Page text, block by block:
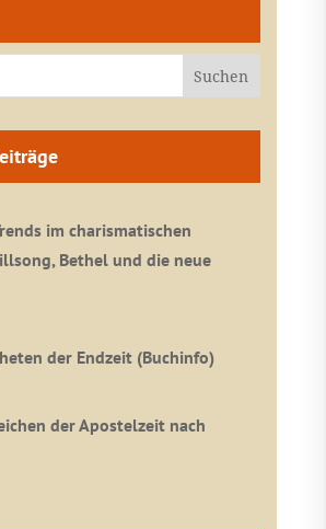
im charismatischen
Bethel und die neue
der Endzeit (Buchinfo)
der Apostelzeit nach